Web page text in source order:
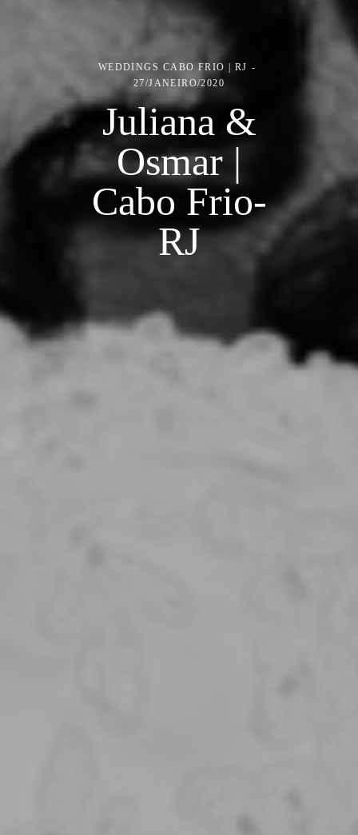
WEDDINGS CABO FRIO | RJ
27/JANEIRO/2020
Juliana &
Osmar |
Cabo Frio-
RJ